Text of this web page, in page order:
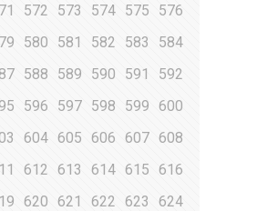
572 573 574 575
576
580 581 582 583
584
588 589 590 591
592
596 597 598 599
600
604 605 606 607 608
612 613 614 615
616
620 621 622 623
624